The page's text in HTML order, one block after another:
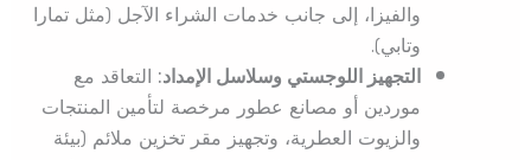
والفيزا، إلى جانب خدمات الشراء الآجل (مثل تمارا
وتابي).
التجهيز اللوجستي وسلاسل الإمداد:التعاقد مع
موردين أو مصانع عطور مرخصة لتأمين المنتجات
والزيوت العطرية، وتجهيز مقر تخزين ملائم (بيئة